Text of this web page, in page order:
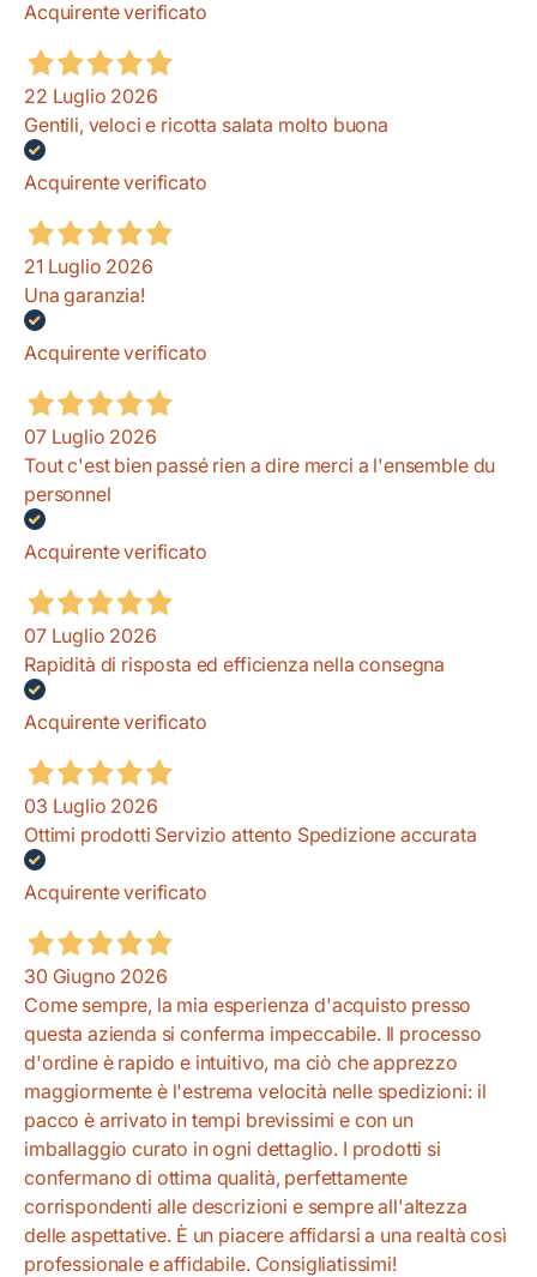
Acquirente verificato
22 Luglio 2026
Gentili, veloci e ricotta salata molto buona
Acquirente verificato
21 Luglio 2026
Una garanzia!
Acquirente verificato
07 Luglio 2026
Tout c'est bien passé rien a dire merci a l'ensemble du
personnel
Acquirente verificato
07 Luglio 2026
Rapidità di risposta ed efficienza nella consegna
Acquirente verificato
03 Luglio 2026
Ottimi prodotti Servizio attento Spedizione accurata
Acquirente verificato
30 Giugno 2026
Come sempre, la mia esperienza d'acquisto presso
questa azienda si conferma impeccabile. Il processo
d'ordine è rapido e intuitivo, ma ciò che apprezzo
maggiormente è l'estrema velocità nelle spedizioni: il
pacco è arrivato in tempi brevissimi e con un
imballaggio curato in ogni dettaglio. I prodotti si
confermano di ottima qualità, perfettamente
corrispondenti alle descrizioni e sempre all'altezza
delle aspettative. È un piacere affidarsi a una realtà così
professionale e affidabile. Consigliatissimi!